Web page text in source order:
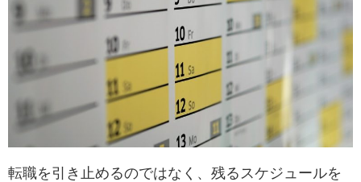
転職を引き止めるのではなく、残るスケジュールを